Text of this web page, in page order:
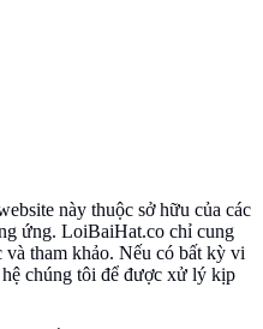
này thuộc sở hữu của các
ứng. LoiBaiHat.co chỉ cung
tham khảo. Nếu có bất kỳ vi
chúng tôi để được xử lý kịp